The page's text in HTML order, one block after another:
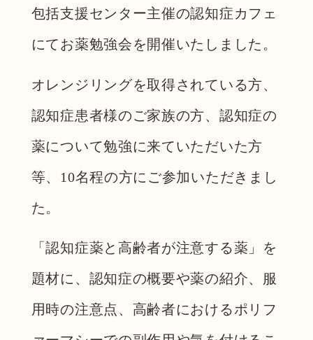
包括支援センター主催の認知症カフェ
にてお薬勉強会を開催いたしました。
オレンジリングを取得されている方、
認知症患者様のご家族の方、認知症の
薬について勉強に来ていただいた方
等、10名程の方にご参加いただきまし
た。
「認知症薬と高齢者が注意する薬」を
題材に、認知症の概要や薬の紹介、服
用時の注意点、高齢者におけるポリフ